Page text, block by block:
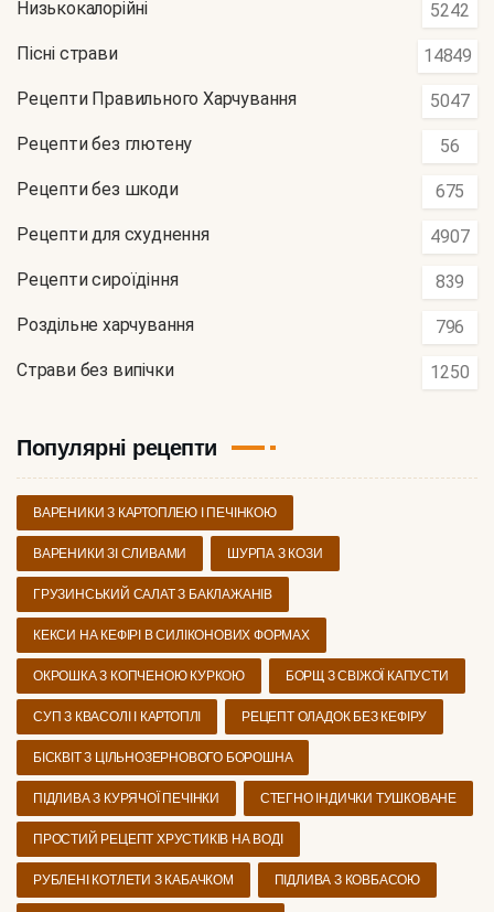
Низькокалорійні 5242
Пісні страви 14849
Рецепти Правильного Харчування 5047
Рецепти без глютену 56
Рецепти без шкоди 675
Рецепти для схуднення 4907
Рецепти сироїдіння 839
Роздільне харчування 796
Страви без випічки 1250
Популярні рецепти
ВАРЕНИКИ З КАРТОПЛЕЮ І ПЕЧІНКОЮ
ВАРЕНИКИ ЗІ СЛИВАМИ ШУРПА З КОЗИ
ГРУЗИНСЬКИЙ САЛАТ З БАКЛАЖАНІВ
КЕКСИ НА КЕФІРІ В СИЛІКОНОВИХ ФОРМАХ
ОКРОШКА З КОПЧЕНОЮ КУРКОЮ БОРЩ З СВІЖОЇ КАПУСТИ
СУП З КВАСОЛІ І КАРТОПЛІ РЕЦЕПТ ОЛАДОК БЕЗ КЕФІРУ
БІСКВІТ З ЦІЛЬНОЗЕРНОВОГО БОРОШНА
ПІДЛИВА З КУРЯЧОЇ ПЕЧІНКИ СТЕГНО ІНДИЧКИ ТУШКОВАНЕ
ПРОСТИЙ РЕЦЕПТ ХРУСТИКІВ НА ВОДІ
РУБЛЕНІ КОТЛЕТИ З КАБАЧКОМ ПІДЛИВА З КОВБАСОЮ